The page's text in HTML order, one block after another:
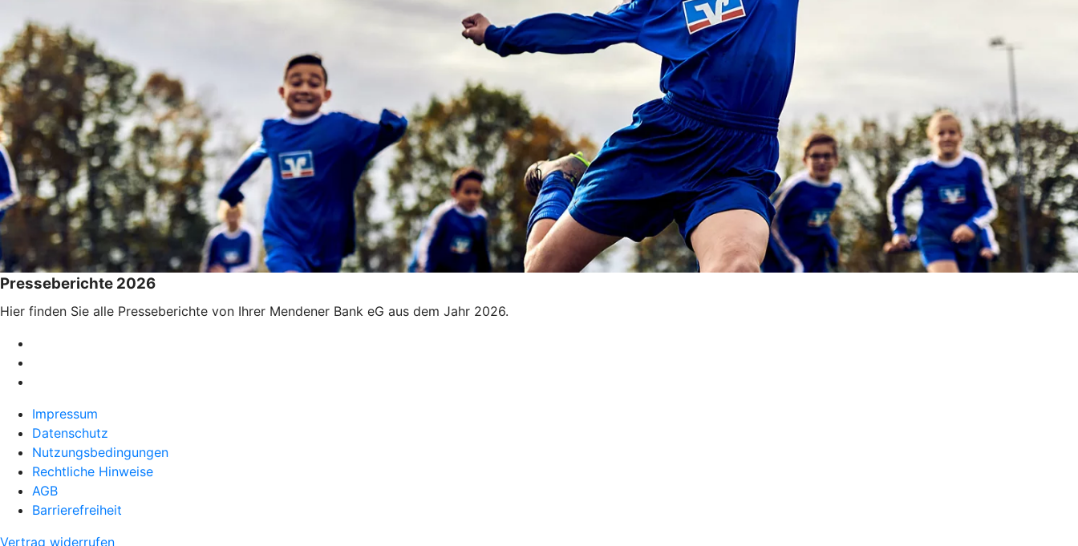
Presseberichte 2026
Hier finden Sie alle Presseberichte von Ihrer Mendener Bank eG aus dem Jahr 2026.
Impressum
Datenschutz
Nutzungsbedingungen
Rechtliche Hinweise
AGB
Barrierefreiheit
Vertrag widerrufen